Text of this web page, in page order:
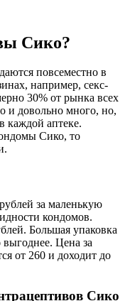
Сико?
повсеместно в
например, секс-
30% от рынка всех
и довольно много, но,
каждой аптеке.
Сико, то
за маленькую
кондомов.
Большая упаковка
выгоднее. Цена за
от 260 и доходит до
Сико